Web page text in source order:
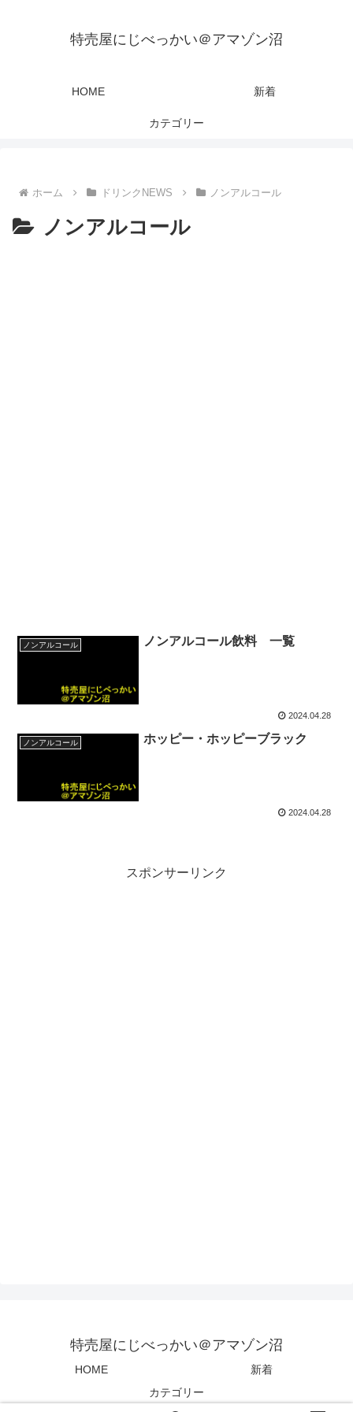
特売屋にじべっかい＠アマゾン沼
HOME 新着
カテゴリー
ホーム ドリンクNEWS ノンアルコール
ノンアルコール
ノンアルコール ノンアルコール飲料 一覧
2024.04.28
ノンアルコール ホッピー・ホッピーブラック
2024.04.28
スポンサーリンク
特売屋にじべっかい＠アマゾン沼
HOME
新着
カテゴリー